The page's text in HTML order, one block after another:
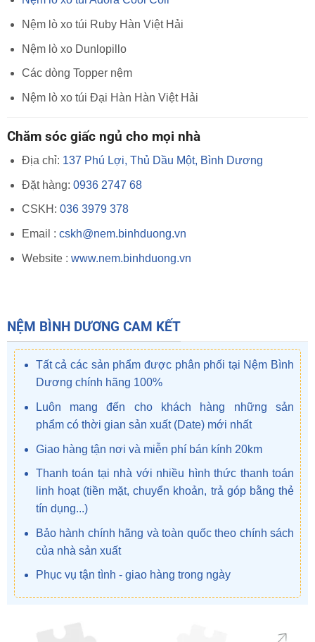
Nệm lò xo túi Ruby Hàn Việt Hải
Nệm lò xo Dunlopillo
Các dòng Topper nệm
Nệm lò xo túi Đại Hàn Hàn Việt Hải
Chăm sóc giấc ngủ cho mọi nhà
Địa chỉ: 137 Phú Lợi, Thủ Dầu Một, Bình Dương
Đặt hàng: 0936 2747 68
CSKH: 036 3979 378
Email : cskh@nem.binhduong.vn
Website : www.nem.binhduong.vn
NỆM BÌNH DƯƠNG CAM KẾT
Tất cả các sản phẩm được phân phối tại Nệm Bình
Dương chính hãng 100%
Luôn mang đến cho khách hàng những sản
phẩm có thời gian sản xuất (Date) mới nhất
Giao hàng tận nơi và miễn phí bán kính 20km
Thanh toán tại nhà với nhiều hình thức thanh toán
linh hoạt (tiền mặt, chuyển khoản, trả góp bằng thẻ
tín dụng...)
Bảo hành chính hãng và toàn quốc theo chính sách
của nhà sản xuất
Phục vụ tận tình - giao hàng trong ngày